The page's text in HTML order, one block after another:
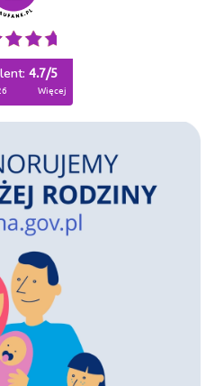
4.7/5
więcej